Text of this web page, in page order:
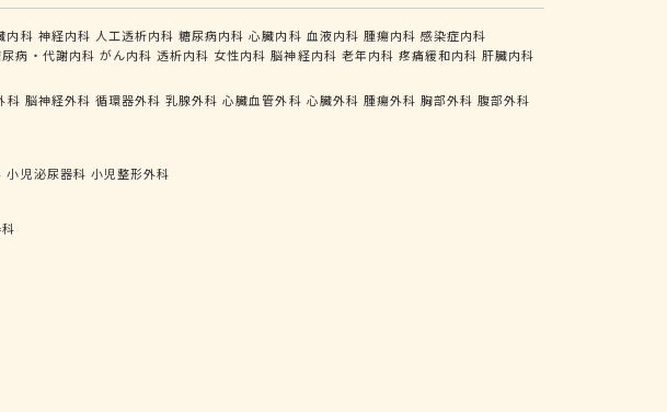
内科 神経内科 人工透析内科 糖尿病内科 心臓内科 血液内科 腫瘍内科 感染症内科
病・代謝内科 がん内科 透析内科 女性内科 脳神経内科 老年内科 疼痛緩和内科 肝臓内科
科 脳神経外科 循環器外科 乳腺外科 心臓血管外科 心臓外科 腫瘍外科 胸部外科 腹部外科
小児泌尿器科 小児整形外科